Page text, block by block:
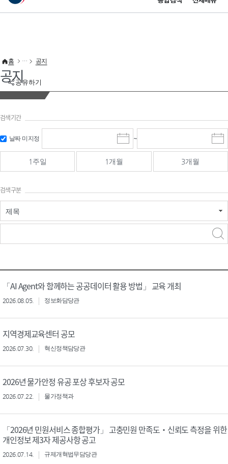
이 누리집은 대한민국 공식 전자정부 누리집입니다.
공유하기
홈 공지
공지
검색기간
날짜 미지정
시
작
일
선
~
종
료
선
1주일 1개월 3개월
검색구분
제목
「AI Agent와 함께하는 공공데이터 활용 방법」 교육 개최
2026.08.05. 정보화담당관
지역경제교육센터 공모
2026.07.30. 혁신정책담당관
2026년 물가안정 유공 포상 후보자 공모
2026.07.22. 물가정책과
「2026년 민원서비스 종합평가」 고충민원 만족도‧신뢰도 측정을 위한
개인정보 제3자 제공사항 공고
2026.07.14. 규제개혁법무담당관